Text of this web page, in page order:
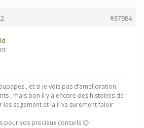
#37984
, et si je vois pas d’amelioration
, mais bon il y a encore des histoires de
segement et la il va surement faloir
pour vos precieux conseils 😉